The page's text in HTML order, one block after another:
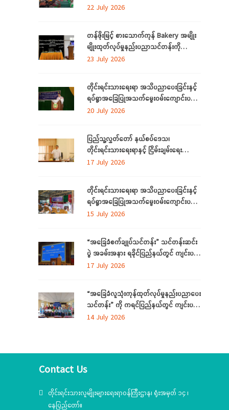
အသက်မွေးဝမ်းကျောင်း ပညာလိုအပ်ချက်တို့
22 July 2026
တန်ဖိုးမြင့် စားသောက်ကုန် Bakery အမျိုး
မျိုးထုတ်လုပ်မှုနည်းပညာသင်တန်းကို
စစ်ကိုင်းတိုင်းဒေသကြီး၊ လဟယ်မြို့၌ ဖွင့်လှစ်
23 July 2026
တိုင်းရင်းသားရေးရာ အသိပညာပေးခြင်းနှင့်
ရပ်ရွာအခြေပြုအသက်မွေးဝမ်းကျောင်းပညာ
လိုအပ်ချက်များကို ဆန်းစစ်စီမံခြင်း
20 July 2026
ပြည်သူ့လွှတ်တော် နယ်စပ်ဒေသ၊
တိုင်းရင်းသားရေးရာနှင့် ငြိမ်းချမ်းရေး
ကော်မတီနှင့် တိုင်းရင်းသားလူမျိုးများရေးရာ
17 July 2026
တိုင်းရင်းသားရေးရာ အသိပညာပေးခြင်းနှင့်
ရပ်ရွာအခြေပြုအသက်မွေးဝမ်းကျောင်းပညာ
လိုအပ်ချက်တို့ကို ဆန်းစစ်စီမံခြင်း အစီအစဉ်
15 July 2026
“အခြေခံစက်ချုပ်သင်တန်း” သင်တန်းဆင်း
ပွဲ အခမ်းအနား ရခိုင်ပြည်နယ်တွင် ကျင်းပ
ပြုလုပ်
17 July 2026
“အခြေခံလူသုံးကုန်ထုတ်လုပ်မှုနည်းပညာပေး
သင်တန်း” ကို ကရင်ပြည်နယ်တွင် ကျင်းပ
ပြုလုပ်
14 July 2026
Contact Us
တိုင်းရင်းသားလူမျိုးများရေးရာဝန်ကြီးဌာန၊ ရုံးအမှတ် ၁၄ ၊
နေပြည်တော်။